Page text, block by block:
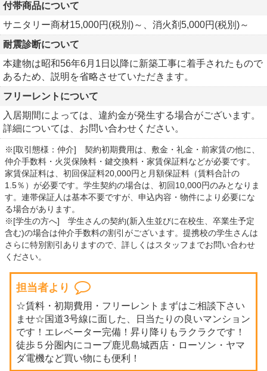
付帯商品について
サニタリー商材15,000円(税別)～、消火剤5,000円(税別)～
耐震診断について
本建物は昭和56年6月1日以降に新築工事に着手されたもので
あるため、説明を省略させていただきます。
フリーレントについて
入居期間によっては、違約金が発生する場合がございます。
詳細については、お問い合わせください。
※[取引態様：仲介] 契約初期費用は、敷金・礼金・前家賃の他に、
仲介手数料・火災保険料・鍵交換料・家賃保証料などが必要です。
家賃保証料は、初回保証料20,000円と月額保証料（賃料合計の
1.5％）が必要です。学生契約の場合は、初回10,000円のみとなりま
す。連帯保証人は基本不要ですが、申込内容・物件により必要にな
る場合があります。
※[学生の方へ] 学生さんの契約(新入生並びに在校生、卒業生予定
含む)の場合は仲介手数料の割引がございます。提携校の学生さんは
さらに特別割引ありますので、詳しくはスタッフまでお問い合わせ
ください。
担当者より
☆賃料・初期費用・フリーレントまずはご相談下さい
ませ☆国道3号線に面した、日当たりの良いマンション
です！エレベーター完備！昇り降りもラクラクです！
徒歩５分圏内にコープ鹿児島城西店・ローソン・ヤマ
ダ電機など買い物にも便利！